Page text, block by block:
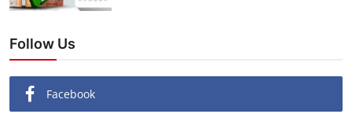
Follow Us
Facebook